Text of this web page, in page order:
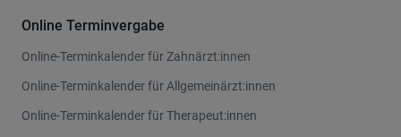
Online Terminvergabe
Online-Terminkalender für Zahnärzt:innen
Online-Terminkalender für Allgemeinärzt:innen